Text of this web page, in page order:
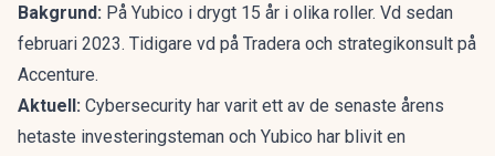
Bakgrund: På Yubico i drygt 15 år i olika roller. Vd sedan
februari 2023. Tidigare vd på Tradera och strategikonsult på
Accenture.
Aktuell: Cybersecurity har varit ett av de senaste årens
hetaste investeringsteman och Yubico har blivit en